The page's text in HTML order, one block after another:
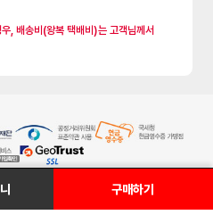
구매하기
, 배송비(왕복 택배비)는 고객님께서
템만 제공하며 등록된 판매물품과 물품의
책임을 지지않습니다.